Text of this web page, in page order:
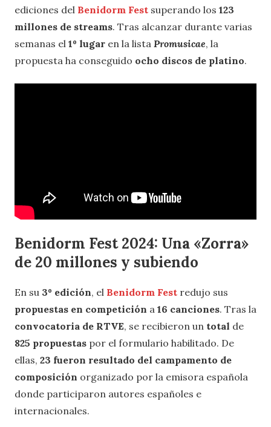
ediciones del Benidorm Fest superando los 123
millones de streams. Tras alcanzar durante varias
semanas el 1º lugar en la lista Promusicae, la
propuesta ha conseguido ocho discos de platino.
Benidorm Fest 2024: Una «Zorra»
de 20 millones y subiendo
En su 3º edición, el Benidorm Fest redujo sus
propuestas en competición a 16 canciones. Tras la
convocatoria de RTVE, se recibieron un total de
825 propuestas por el formulario habilitado. De
ellas, 23 fueron resultado del campamento de
composición organizado por la emisora española
donde participaron autores españoles e
internacionales.